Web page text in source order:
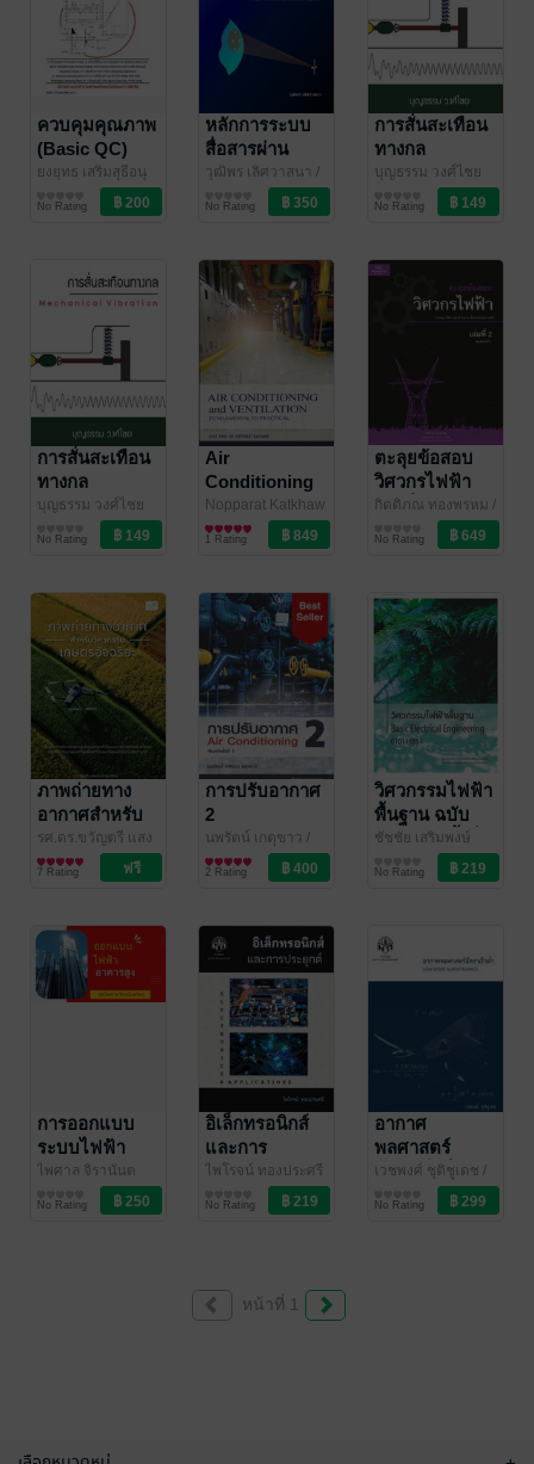
ควบคุมคุณภาพ
(Basic QC)
คู่มือเรียน SQC
ด้วยตนเอง
ยงยุทธ เสริมสุธีอนุ
วิศวกรรมศาสตร์
No Rating
หลักการระบบ
สื่อสารผ่าน
ดาวเทียม
วุฒิพร เลิศวาสนา /
เลิศวาสนา
วิศวกรรมศาสตร์
No Rating
การสั่นสะเทือน
ทางกล
Mechanical
Vibration เฉลย
โจทย์ท้ายบท
บุญธรรม วงศ์ไชย
วิศวกรรมศาสตร์
No Rating
การสั่นสะเทือน
ทางกล
Mechanical
Vibration
บุญธรรม วงศ์ไชย
วิศวกรรมศาสตร์
No Rating
Air
Conditioning
and
Ventilation
Nopparat Katkhaw
/ อาจานทองหยิบ
วิศวกรรมศาสตร์
1 Rating
ตะลุยข้อสอบ
วิศวกรไฟฟ้า
เล่มที่ 2
กิตติภณ ทองพรหม /
EET by TutorOz
วิศวกรรมศาสตร์
No Rating
ภาพถ่ายทาง
อากาศสำหรับ
วิศวกรรมเกษตร
อัจฉริยะ
รศ.ดร.ขวัญตรี แสง
ประชาธนารักษ์/
บริษัท สยามจุลละ
วิศวกรรมศาสตร์
7 Rating
การปรับอากาศ
2
นพรัตน์ เกตุขาว /
อาจานทองหยิบ
วิศวกรรมศาสตร์
2 Rating
วิศวกรรมไฟฟ้า
พื้นฐาน ฉบับ
ปรับปรุงครั้งที่ 2
ชัชชัย เสริมพงษ์
/ ชัชชัย
วิศวกรรมศาสตร์
No Rating
การออกแบบ
ระบบไฟฟ้า
อาคารสูง
ไพศาล จิรานันต
/ zeroenergy
วิศวกรรมศาสตร์
No Rating
อิเล็กทรอนิกส์
และการ
ประยุกต์
ไพโรจน์ ทองประศรี
/ สำนักพิมพ์
มหาวิทยาลัย
วิศวกรรมศาสตร์
No Rating
อากาศ
พลศาสตร์
อัตราเร็วต่ำ
เวชพงศ์ ชุติชูเดช /
มหาวิทยาลัย
วิศวกรรมศาสตร์
No Rating
หน้าที่ 1